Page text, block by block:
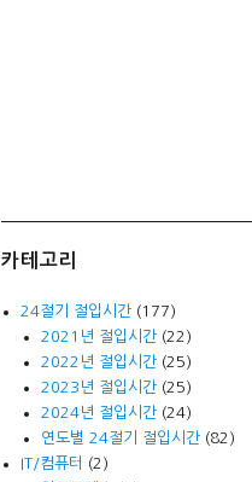
카테고리
24절기 절입시간 (177)
2021년 절입시간(22)
2022년 절입시간(25)
2023년 절입시간(25)
2024년 절입시간(24)
연도별 24절기 절입시간(82)
IT/컴퓨터
(2)